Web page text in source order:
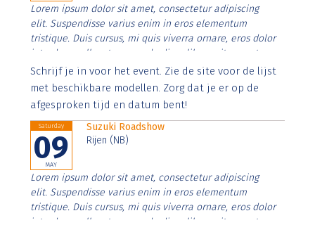
Lorem ipsum dolor sit amet, consectetur adipiscing
elit. Suspendisse varius enim in eros elementum
tristique. Duis cursus, mi quis viverra ornare, eros dolor
interdum nulla, ut commodo diam libero vitae erat.
Aenean faucibus nibh et justo cursus id rutrum lorem
imperdiet. Nunc ut sem vitae risus tristique posuere.
Schrijf je in voor het event. Zie de site voor de lijst
met beschikbare modellen. Zorg dat je er op de
afgesproken tijd en datum bent!
Saturday
09
MAY
Suzuki Roadshow
Rijen (NB)
Lorem ipsum dolor sit amet, consectetur adipiscing
elit. Suspendisse varius enim in eros elementum
tristique. Duis cursus, mi quis viverra ornare, eros dolor
interdum nulla, ut commodo diam libero vitae erat.